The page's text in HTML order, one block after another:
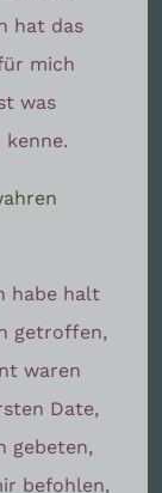
hat das
mich
was
kenne.
habe halt
getroffen,
waren
Date,
gebeten,
befohlen,